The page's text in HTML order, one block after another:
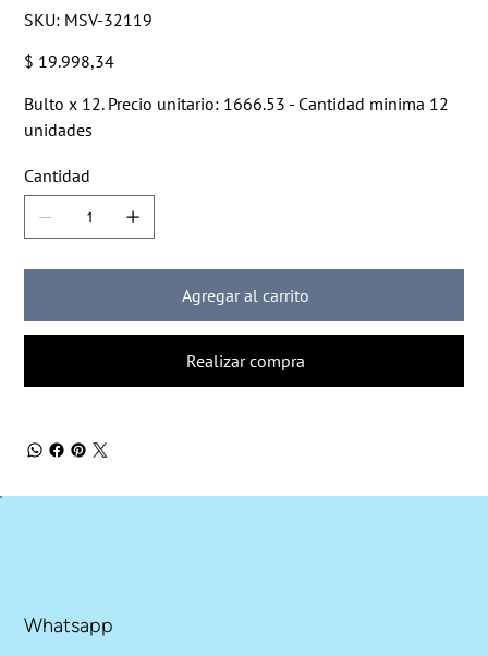
SKU: SKU
MSV-
MSV-32119
Precio
$ 19.998,34
Bulto x 12. Precio unitario: 1666.53 - Cantidad minima 12
unidades
Cantidad
Agregar al carrito
Realizar compra
Whatsapp